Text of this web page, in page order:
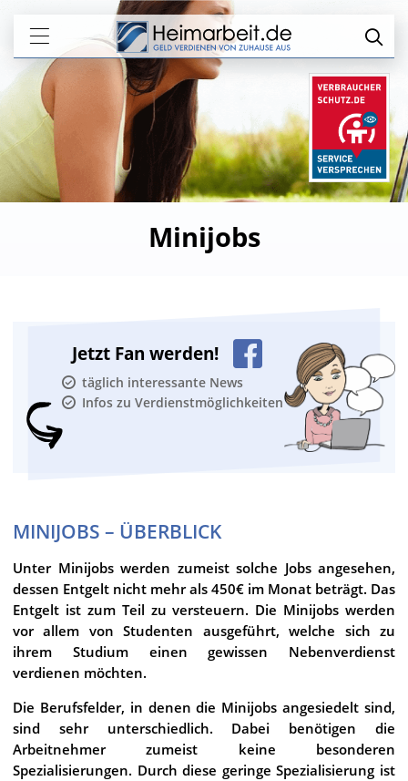
Minijobs
Jetzt Fan werden!
täglich interessante News
Infos zu Verdienstmöglichkeiten
MINIJOBS – ÜBERBLICK
Unter Minijobs werden zumeist solche Jobs angesehen,
dessen Entgelt nicht mehr als 450€ im Monat beträgt. Das
Entgelt ist zum Teil zu versteuern. Die Minijobs werden
vor allem von Studenten ausgeführt, welche sich zu
ihrem Studium einen gewissen Nebenverdienst
verdienen möchten.
Die Berufsfelder, in denen die Minijobs angesiedelt sind,
sind sehr unterschiedlich. Dabei benötigen die
Arbeitnehmer zumeist keine besonderen
Spezialisierungen. Durch diese geringe Spezialisierung ist